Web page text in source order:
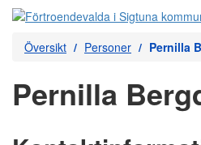
Översikt Personer Pernilla
Pernilla